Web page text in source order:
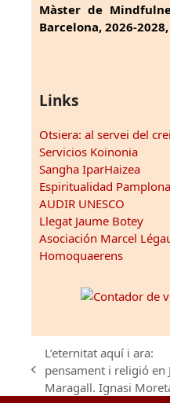
Màster de
Barcelona, 2026-
Links
Otsiera: al servei del
Servicios Koinonia
Sangha IparHaizea
Espiritualidad
AUDIR UNESCO
Llegat Jaume Botey
Asociación Marcel
Homoquaerens
previous
post:
L’eternitat aquí i ara:
pensament i religió en
Maragall. Ignasi